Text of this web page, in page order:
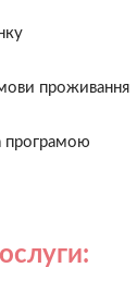
проживання
програмою